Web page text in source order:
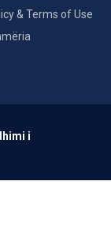
& Terms of Use
i